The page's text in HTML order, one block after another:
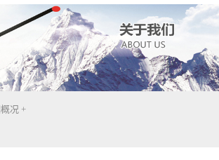
况 +